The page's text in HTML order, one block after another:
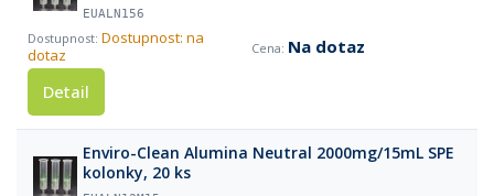
EUALN156
Dostupnost: na
dotaz
Na dotaz
Detail
Enviro-Clean Alumina Neutral 2000mg/15mL SPE
kolonky, 20 ks